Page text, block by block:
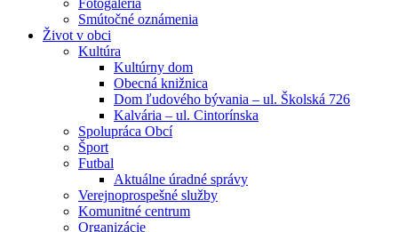
Fotogaléria
Smútočné oznámenia
Život v obci
Kultúra
Kultúrny dom
Obecná knižnica
Dom ľudového bývania – ul. Školská 726
Kalvária – ul. Cintorínska
Spolupráca Obcí
Šport
Futbal
Aktuálne úradné správy
Verejnoprospešné služby
Komunitné centrum
Organizácie